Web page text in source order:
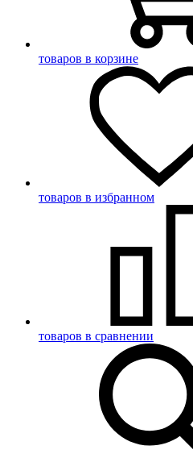
товаров в корзине
товаров в избранном
товаров в сравнении